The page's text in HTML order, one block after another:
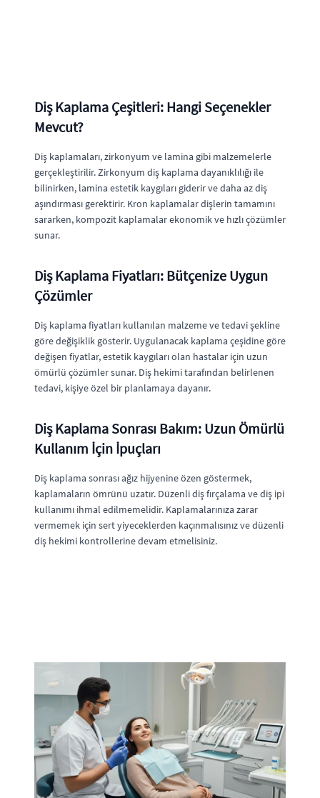
Diş Kaplama Çeşitleri: Hangi Seçenekler
Mevcut?
Diş kaplamaları, zirkonyum ve lamina gibi malzemelerle
gerçekleştirilir. Zirkonyum diş kaplama dayanıklılığı ile
bilinirken, lamina estetik kaygıları giderir ve daha az diş
aşındırması gerektirir. Kron kaplamalar dişlerin tamamını
sararken, kompozit kaplamalar ekonomik ve hızlı çözümler
sunar.
Diş Kaplama Fiyatları: Bütçenize Uygun
Çözümler
Diş kaplama fiyatları kullanılan malzeme ve tedavi şekline
göre değişiklik gösterir. Uygulanacak kaplama çeşidine göre
değişen fiyatlar, estetik kaygıları olan hastalar için uzun
ömürlü çözümler sunar. Diş hekimi tarafından belirlenen
tedavi, kişiye özel bir planlamaya dayanır.
Diş Kaplama Sonrası Bakım: Uzun Ömürlü
Kullanım İçin İpuçları
Diş kaplama sonrası ağız hijyenine özen göstermek,
kaplamaların ömrünü uzatır. Düzenli diş fırçalama ve diş ipi
kullanımı ihmal edilmemelidir. Kaplamalarınıza zarar
vermemek için sert yiyeceklerden kaçınmalısınız ve düzenli
diş hekimi kontrollerine devam etmelisiniz.